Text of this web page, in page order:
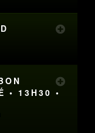
• 13H30 •